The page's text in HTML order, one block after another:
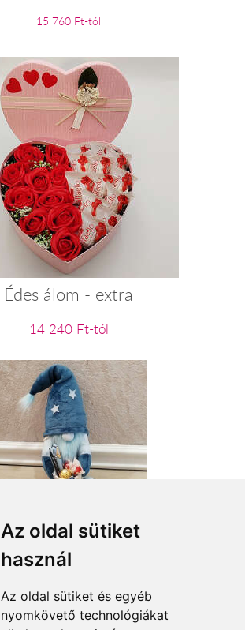
Az oldal sütiket
használ
Az oldal sütiket és egyéb
nyomkövető technológiákat
15 760 Ft-tól
Édes álom - extra
14 240 Ft-tól
Stitch kincsei
15 200 Ft-tól